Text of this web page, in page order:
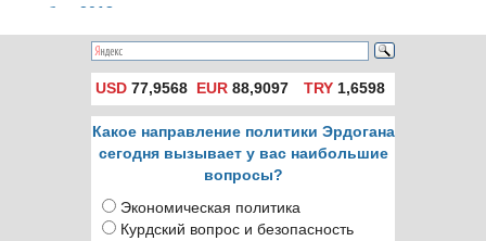
октябре 2018 года
USD 77,9568 EUR 88,9097 TRY1,6598
Какое направление политики Эрдогана
сегодня вызывает у вас наибольшие
вопросы?
Экономическая политика
Курдский вопрос и безопасность